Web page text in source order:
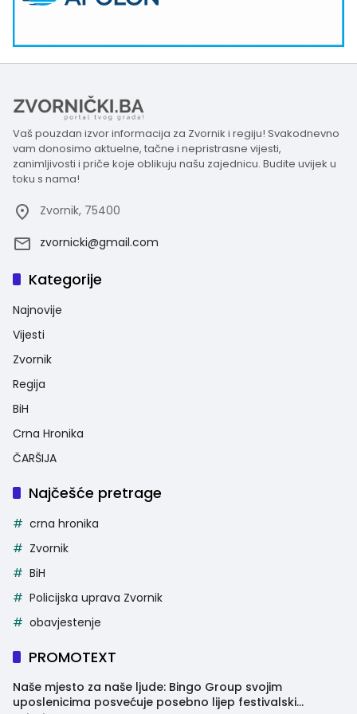
Vaš pouzdan izvor informacija za Zvornik i regiju! Svakodnevno
vam donosimo aktuelne, tačne i nepristrasne vijesti,
zanimljivosti i priče koje oblikuju našu zajednicu. Budite uvijek u
toku s nama!
Zvornik, 75400
zvornicki@gmail.com
Kategorije
Najnovije
Vijesti
Zvornik
Regija
BiH
Crna Hronika
ČARŠIJA
Najčešće pretrage
crna hronika
Zvornik
BiH
Policijska uprava Zvornik
obavjestenje
PROMOTEXT
Naše mjesto za naše ljude: Bingo Group svojim
uposlenicima posvećuje posebno lijep festivalski